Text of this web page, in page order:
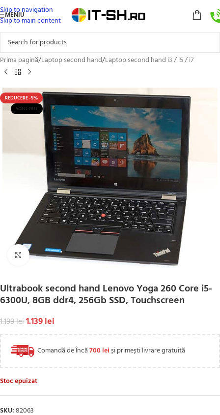
Skip to navigation
Skip to main content
MENIU
Prima pagină/Laptop second hand/Laptop second hand i3 / i5 / i7
REDUCERE -5%
SOLD OUT
Click to enlarge
Ultrabook second hand Lenovo Yoga 260 Core i5-
6300U, 8GB ddr4, 256Gb SSD, Touchscreen
1.199lei1.139lei
Comandă de Încă700 leiși primești livrare gratuită
Stoc epuizat
SKU:82063